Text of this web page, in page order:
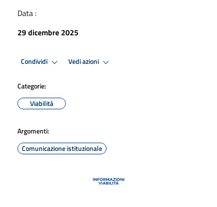
Data :
29 dicembre 2025
Condividi Vedi azioni
Categorie:
Viabilità
Argomenti:
Comunicazione istituzionale